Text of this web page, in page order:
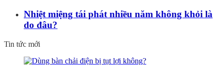
Nhiệt miệng tái phát nhiều năm không khỏi là
do đâu?
Tin tức mới